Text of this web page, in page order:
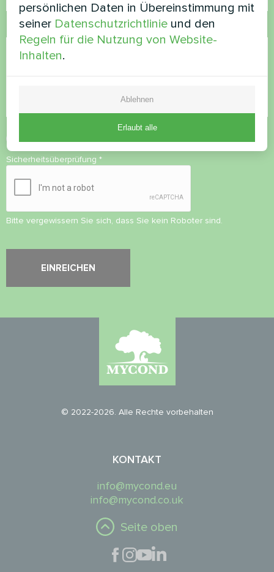
Kommentar
Sicherheitsüberprüfung *
Bitte vergewissern Sie sich, dass Sie kein Roboter sind.
© 2022-2026. Alle Rechte vorbehalten
KONTAKT
info@mycond.eu
info@mycond.co.uk
Seite oben
persönlichen Daten in Übereinstimmung mit
seiner Datenschutzrichtlinie und den
Regeln für die Nutzung von Website-
Inhalten.
Ablehnen
Erlaubt alle